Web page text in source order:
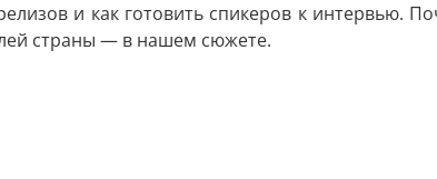
и как готовить спикеров к интервью.
страны — в нашем сюжете.